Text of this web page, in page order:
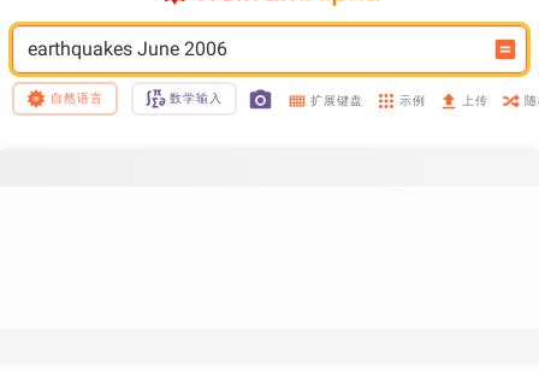
earthquakes June 2006
自然语言 数学输入 扩展键盘 示例 上传